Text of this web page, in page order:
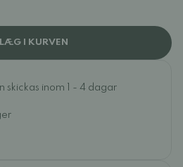
LÆG I KURVEN
skickas inom 1 - 4 dagar